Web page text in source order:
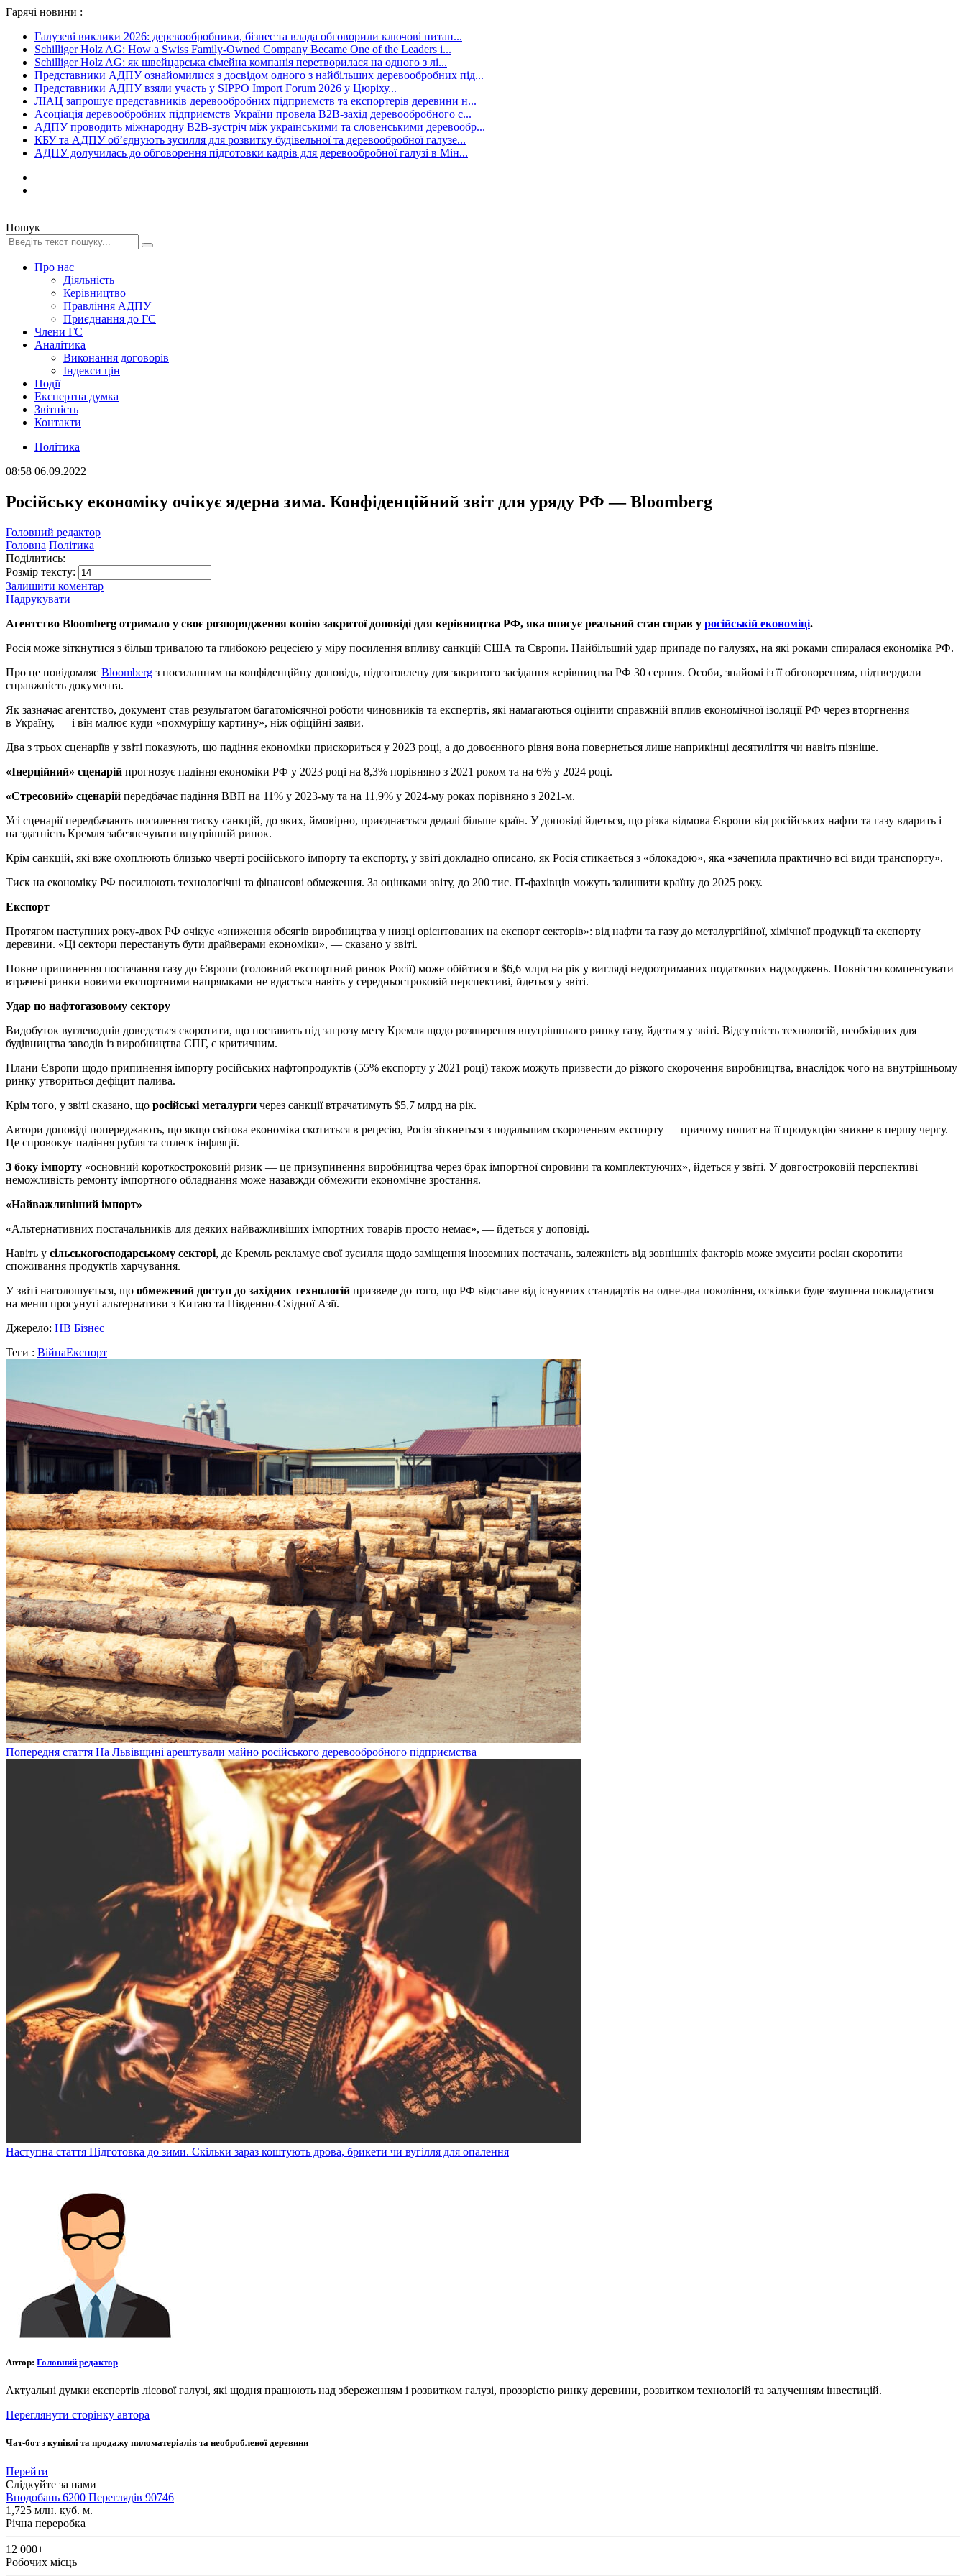
Гарячі новини :
Галузеві виклики 2026: деревообробники, бізнес та влада обговорили ключові питан...
Schilliger Holz AG: How a Swiss Family-Owned Company Became One of the Leaders i...
Schilliger Holz AG: як швейцарська сімейна компанія перетворилася на одного з лі...
Представники АДПУ ознайомилися з досвідом одного з найбільших деревообробних під...
Представники АДПУ взяли участь у SIPPO Import Forum 2026 у Цюріху...
ЛІАЦ запрошує представників деревообробних підприємств та експортерів деревини н...
Асоціація деревообробних підприємств України провела B2B-захід деревообробного с...
АДПУ проводить міжнародну B2B-зустріч між українськими та словенськими деревообр...
КБУ та АДПУ об’єднують зусилля для розвитку будівельної та деревообробної галузе...
АДПУ долучилась до обговорення підготовки кадрів для деревообробної галузі в Мін...
Пошук
Про нас
Діяльність
Керівництво
Правління АДПУ
Приєднання до ГС
Члени ГС
Аналітика
Виконання договорів
Індекси цін
Події
Експертна думка
Звітність
Контакти
Політика
08:58 06.09.2022
Російську економіку очікує ядерна зима. Конфіденційний звіт для уряду РФ — Bloomberg
Головний редактор
Головна Політика
Поділитись:
Розмір тексту:
Залишити коментар
Надрукувати
Агентство Bloomberg отримало у своє розпорядження копію закритої доповіді для керівництва РФ, яка описує реальний стан справ у російській економіці.
Росія може зіткнутися з більш тривалою та глибокою рецесією у міру посилення впливу санкцій США та Європи. Найбільший удар припаде по галузях, на які роками спиралася економіка РФ.
Про це повідомляє Bloomberg з посиланням на конфіденційну доповідь, підготовлену для закритого засідання керівництва РФ 30 серпня. Особи, знайомі із її обговоренням, підтвердили
справжність документа.
Як зазначає агентство, документ став результатом багатомісячної роботи чиновників та експертів, які намагаються оцінити справжній вплив економічної ізоляції РФ через вторгнення
в Україну, — і він малює куди «похмурішу картину», ніж офіційні заяви.
Два з трьох сценаріїв у звіті показують, що падіння економіки прискориться у 2023 році, а до довоєнного рівня вона повернеться лише наприкінці десятиліття чи навіть пізніше.
«Інерційний» сценарій прогнозує падіння економіки РФ у 2023 році на 8,3% порівняно з 2021 роком та на 6% у 2024 році.
«Стресовий» сценарій передбачає падіння ВВП на 11% у 2023-му та на 11,9% у 2024-му роках порівняно з 2021-м.
Усі сценарії передбачають посилення тиску санкцій, до яких, ймовірно, приєднається дедалі більше країн. У доповіді йдеться, що різка відмова Європи від російських нафти та газу вдарить і
на здатність Кремля забезпечувати внутрішній ринок.
Крім санкцій, які вже охоплюють близько чверті російського імпорту та експорту, у звіті докладно описано, як Росія стикається з «блокадою», яка «зачепила практично всі види транспорту».
Тиск на економіку РФ посилюють технологічні та фінансові обмеження. За оцінками звіту, до 200 тис. IT-фахівців можуть залишити країну до 2025 року.
Експорт
Протягом наступних року-двох РФ очікує «зниження обсягів виробництва у низці орієнтованих на експорт секторів»: від нафти та газу до металургійної, хімічної продукції та експорту
деревини. «Ці сектори перестануть бути драйверами економіки», — сказано у звіті.
Повне припинення постачання газу до Європи (головний експортний ринок Росії) може обійтися в $6,6 млрд на рік у вигляді недоотриманих податкових надходжень. Повністю компенсувати
втрачені ринки новими експортними напрямками не вдасться навіть у середньостроковій перспективі, йдеться у звіті.
Удар по нафтогазовому сектору
Видобуток вуглеводнів доведеться скоротити, що поставить під загрозу мету Кремля щодо розширення внутрішнього ринку газу, йдеться у звіті. Відсутність технологій, необхідних для
будівництва заводів із виробництва СПГ, є критичним.
Плани Європи щодо припинення імпорту російських нафтопродуктів (55% експорту у 2021 році) також можуть призвести до різкого скорочення виробництва, внаслідок чого на внутрішньому
ринку утвориться дефіцит палива.
Крім того, у звіті сказано, що російські металурги через санкції втрачатимуть $5,7 млрд на рік.
Автори доповіді попереджають, що якщо світова економіка скотиться в рецесію, Росія зіткнеться з подальшим скороченням експорту — причому попит на її продукцію зникне в першу чергу.
Це спровокує падіння рубля та сплеск інфляції.
З боку імпорту «основний короткостроковий ризик — це призупинення виробництва через брак імпортної сировини та комплектуючих», йдеться у звіті. У довгостроковій перспективі
неможливість ремонту імпортного обладнання може назавжди обмежити економічне зростання.
«Найважливіший імпорт»
«Альтернативних постачальників для деяких найважливіших імпортних товарів просто немає», — йдеться у доповіді.
Навіть у сільськогосподарському секторі, де Кремль рекламує свої зусилля щодо заміщення іноземних постачань, залежність від зовнішніх факторів може змусити росіян скоротити
споживання продуктів харчування.
У звіті наголошується, що обмежений доступ до західних технологій призведе до того, що РФ відстане від існуючих стандартів на одне-два покоління, оскільки буде змушена покладатися
на менш просунуті альтернативи з Китаю та Південно-Східної Азії.
Джерело: НВ Бізнес
Теги : ВійнаЕкспорт
Попередня стаття На Львівщині арештували майно російського деревообробного підприємства
Наступна стаття Підготовка до зими. Скільки зараз коштують дрова, брикети чи вугілля для опалення
Автор: Головний редактор
Актуальні думки експертів лісової галузі, які щодня працюють над збереженням і розвитком галузі, прозорістю ринку деревини, розвитком технологій та залученням інвестицій.
Переглянути сторінку автора
Чат-бот з купівлі та продажу пиломатеріалів та необробленої деревини
Перейти
Слідкуйте за нами
Вподобань 6200 Переглядів 90746
1,725 млн. куб. м.
Річна переробка
12 000+
Робочих місць